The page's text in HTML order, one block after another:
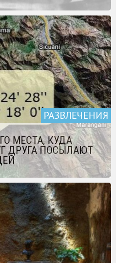
РАЗВЛЕЧЕНИЯ
МЕСТА, КУДА
ДРУГА ПОСЫЛАЮТ